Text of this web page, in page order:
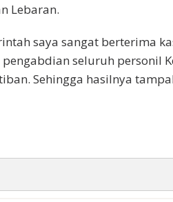
Lebaran.
saya sangat berterima
seluruh personil
Sehingga hasilnya